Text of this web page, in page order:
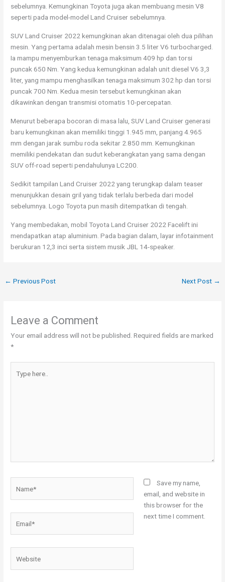
sebelumnya. Kemungkinan Toyota juga akan membuang mesin V8
seperti pada model-model Land Cruiser sebelumnya.
SUV Land Cruiser 2022 kemungkinan akan ditenagai oleh dua pilihan
mesin. Yang pertama adalah mesin bensin 3.5 liter V6 turbocharged.
Ia mampu menyemburkan tenaga maksimum 409 hp dan torsi
puncak 650 Nm. Yang kedua kemungkinan adalah unit diesel V6 3,3
liter, yang mampu menghasilkan tenaga maksimum 302 hp dan torsi
puncak 700 Nm. Kedua mesin tersebut kemungkinan akan
dikawinkan dengan transmisi otomatis 10-percepatan.
Menurut beberapa bocoran di masa lalu, SUV Land Cruiser generasi
baru kemungkinan akan memiliki tinggi 1.945 mm, panjang 4.965
mm dengan jarak sumbu roda sekitar 2.850 mm. Kemungkinan
memiliki pendekatan dan sudut keberangkatan yang sama dengan
SUV off-road seperti pendahulunya LC200.
Sedikit tampilan Land Cruiser 2022 yang terungkap dalam teaser
menunjukkan desain gril yang tidak terlalu berbeda dari model
sebelumnya. Logo Toyota pun masih ditempatkan di tengah.
Yang membedakan, mobil Toyota Land Cruiser 2022 Facelift ini
mendapatkan atap aluminium. Pada bagian dalam, layar infotainment
berukuran 12,3 inci serta sistem musik JBL 14-speaker.
← Previous Post Next Post →
Leave a Comment
Your email address will not be published. Required fields are marked
*
here..
Save my name,
email, and website in
this browser for the
next time I comment.